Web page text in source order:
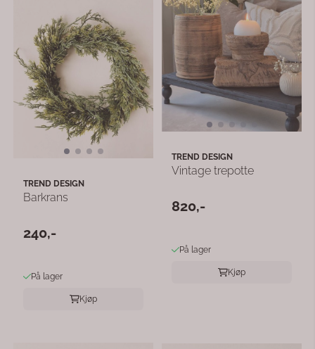
TREND DESIGN
Barkrans
240,-
På lager
Kjøp
TREND DESIGN
Vintage trepotte
820,-
På lager
Kjøp